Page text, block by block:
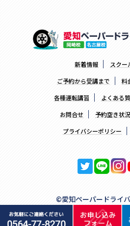
新着情報
スクー
ご予約から受講まで
料
各種運転講習
よくある
お問合せ
予約空き状
プライバシーポリシー
©愛知ペーパードライ